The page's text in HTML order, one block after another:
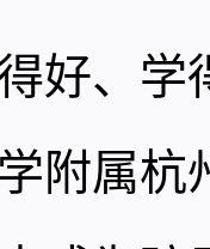
好、
附属